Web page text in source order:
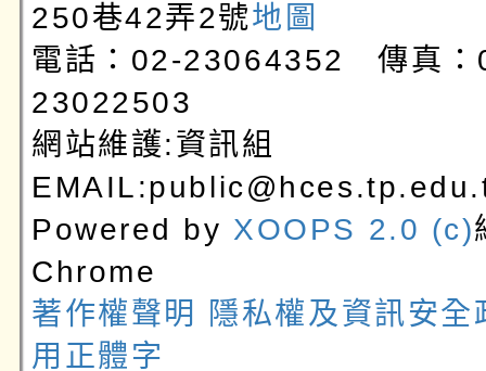
250巷42弄2號地圖
電話：02-23064352 傳真：
23022503
網站維護:資訊組
Powered by XOOPS 2.0 (c)
Chrome
著作權聲明
隱私權及資訊安
用正體字